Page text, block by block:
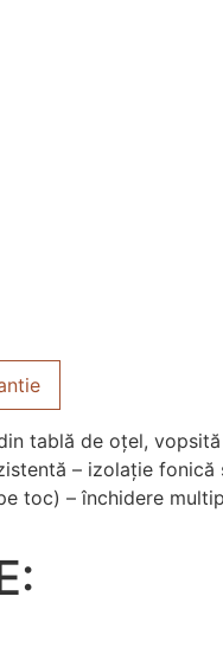
tablă de oţel,
– izolaţie
toc) – închidere